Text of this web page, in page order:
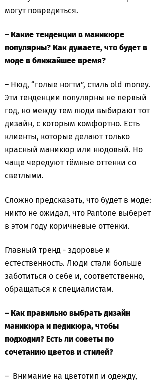
могут повредиться.
– Какие тенденции в маникюре
популярны? Как думаете, что будет в
моде в ближайшее время?
– Нюд, “голые ногти”, стиль old money.
Эти тенденции популярны не первый
год, но между тем люди выбирают тот
дизайн, с которым комфортно. Есть
клиенты, которые делают только
красный маникюр или нюдовый. Но
чаще чередуют тёмные оттенки со
светлыми.
Сложно предсказать, что будет в моде:
никто не ожидал, что Pantone выберет
в этом году коричневые оттенки.
Главный тренд - здоровье и
естественность. Люди стали больше
заботиться о себе и, соответственно,
обращаться к специалистам.
– Как правильно выбрать дизайн
маникюра и педикюра, чтобы
подходил? Есть ли советы по
сочетанию цветов и стилей?
– Внимание на цветотип и одежду,